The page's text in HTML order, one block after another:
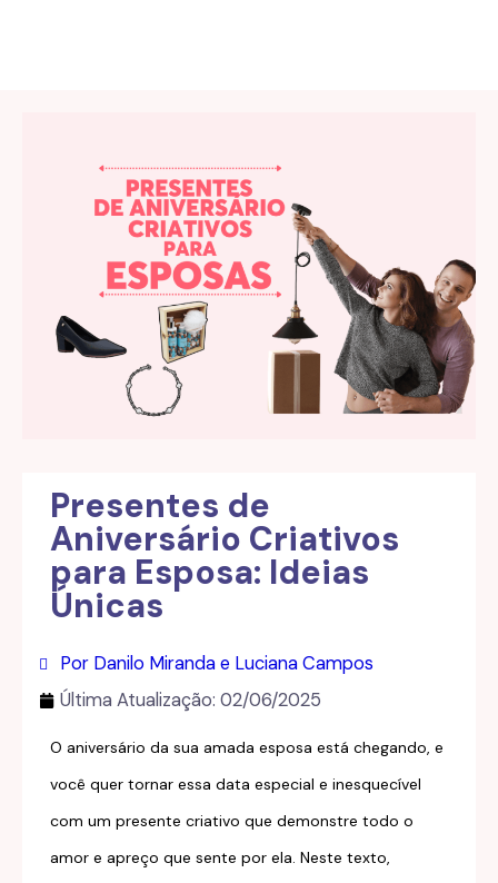
Presentes de
Aniversário Criativos
para Esposa: Ideias
Únicas
Por Danilo Miranda e Luciana Campos
Última Atualização: 02/06/2025
O aniversário da sua amada esposa está chegando, e
você quer tornar essa data especial e inesquecível
com um presente criativo que demonstre todo o
amor e apreço que sente por ela. Neste texto,